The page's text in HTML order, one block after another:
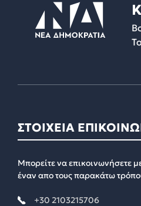
ΣΤΟΙΧΕΙΑ
Μπορείτε να επικοινωνήσετε
έναν απο τους παρακάτω
+30 2103215706